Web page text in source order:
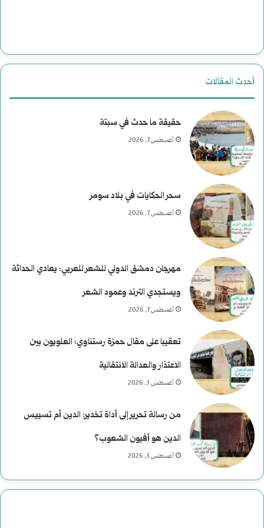
أحدث المقالات
حقيقة ما حدث في سبتة
أغسطس 7, 2026
سحر الحكايات في بلاد سومر
أغسطس 7, 2026
مهرجان دمشق الدولي للشعر للعربي: يعادي الحداثة
ويستجدي الترند وعمود الشعر
أغسطس 7, 2026
تعقيبا على مقال حمزة رستناوي: العلويون بين
الاعتذار والعدالة الانتقالية
أغسطس 3, 2026
من رسالة تحرير إلى أداة تخدير: الدين أم تسييس
الدين هو أفيون الشعوب؟
أغسطس 3, 2026